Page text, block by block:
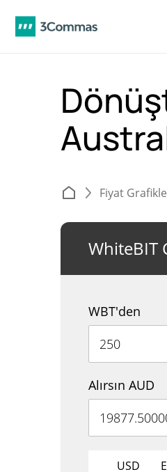
Fiyat
WhiteBIT
WBT'den
Alırsın AUD
USD